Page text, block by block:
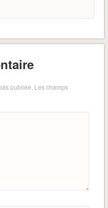
publiée. Les champs